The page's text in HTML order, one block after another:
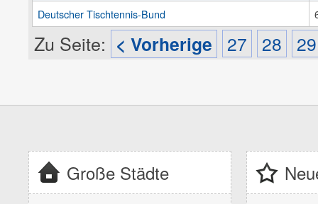
Deutscher Tischtennis-Bund
Zu Seite: < Vorherige 27 28 29
Große Städte